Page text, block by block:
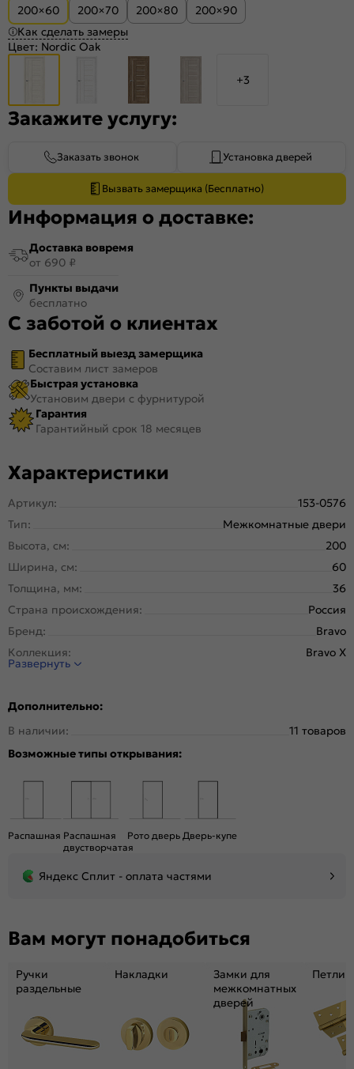
200×60
200×70 200×80
200×90
Как сделать замеры
Цвет: Nordic Oak
+3
Закажите услугу:
Заказать звонок Установка дверей
Вызвать замерщика (Бесплатно)
Информация о доставке:
Доставка вовремя
от 690 ₽
Пункты выдачи
бесплатно
С заботой о клиентах
Бесплатный выезд замерщика
Составим лист замеров
Быстрая установка
Установим двери с фурнитурой
Гарантия
Гарантийный срок 18 месяцев
Характеристики
Артикул:
153-0576
Тип:
Межкомнатные двери
Высота, см:
200
Ширина, см:
60
Толщина, мм:
36
Страна происхождения:
Россия
Бренд:
Bravo
Коллекция:
Bravo X
Стиль:
Система открывания:
Конструкция двери:
Царговая
Цвет:
Общий цвет:
Поверхность:
Репродукция натуральных материалов
Гарантия (лет):
Материал:
Композитный мебельный щит на основе
высококачественного соснового бруса и MDF.
Развернуть
Дополнительно:
В наличии:
11 товаров
Возможные типы открывания:
Распашная Распашная
двустворчатая
Рото дверь Дверь-купе
Яндекс Сплит - оплата частями
Вам могут понадобиться
Ручки
раздельные
Накладки
Замки для
межкомнатных
дверей
Петли